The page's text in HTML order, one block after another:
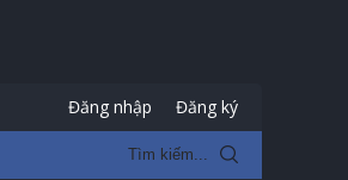
Đăng nhập Đăng ký